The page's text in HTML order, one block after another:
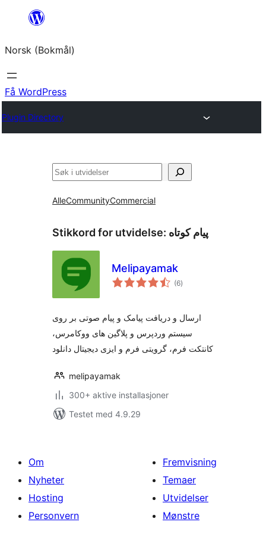
Hopp
innhold
Norsk (Bokmål)
Få WordPress
Plugin Directory
Søk
AlleCommunityCommercial
Stikkord for utvidelse: پیام کوتاه
Melipayamak
(6totale
vurderinger
)
ارسال و دریافت پیامک و پیام صوتی بر روی
سیستم وردپرس و پلاگین های ووکامرس،
کانتکت فرم، گرویتی فرم و ایزی دیجیتال دانلود
melipayamak
300+ aktive installasjoner
Testet med 4.9.29
Om
Nyheter
Hosting
Personvern
Fremvisning
Temaer
Utvidelser
Mønstre